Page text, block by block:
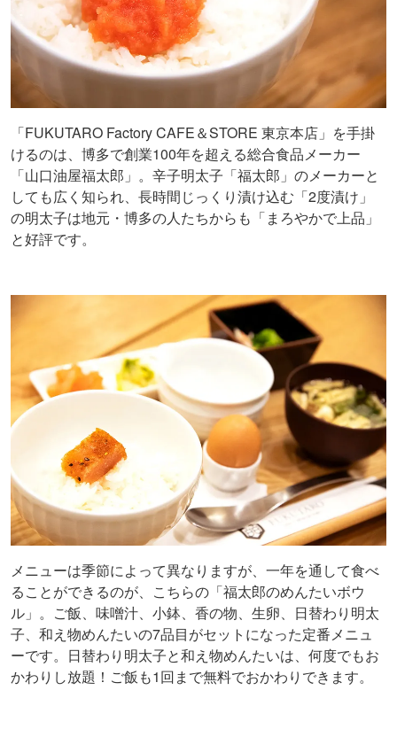
「FUKUTARO Factory CAFE＆STORE 東京本店」を手掛
けるのは、博多で創業100年を超える総合食品メーカー
「山口油屋福太郎」。辛子明太子「福太郎」のメーカーと
しても広く知られ、長時間じっくり漬け込む「2度漬け」
の明太子は地元・博多の人たちからも「まろやかで上品」
と好評です。
メニューは季節によって異なりますが、一年を通して食べ
ることができるのが、こちらの「福太郎のめんたいボウ
ル」。ご飯、味噌汁、小鉢、香の物、生卵、日替わり明太
子、和え物めんたいの7品目がセットになった定番メニュ
ーです。日替わり明太子と和え物めんたいは、何度でもお
かわりし放題！ご飯も1回まで無料でおかわりできます。